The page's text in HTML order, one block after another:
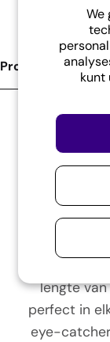
We
kunt
Product
Op zoek
met twee
jou!
zorgt
betere
lengte
perfect in
eye-